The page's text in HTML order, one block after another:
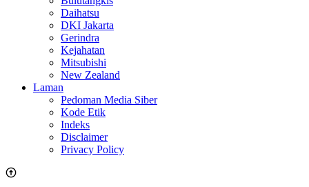
Daihatsu
DKI Jakarta
Gerindra
Kejahatan
Mitsubishi
New Zealand
Laman
Pedoman Media Siber
Kode Etik
Indeks
Disclaimer
Privacy Policy